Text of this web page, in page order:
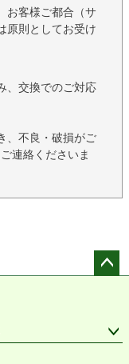
お客様ご都合（サ
原則としてお受け
、交換でのご対応
、不良・破損がご
連絡くださいま